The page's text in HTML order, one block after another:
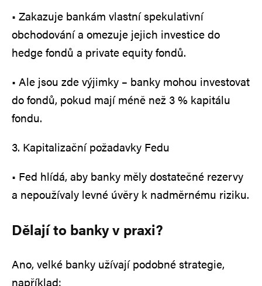
• Zakazuje bankám vlastní spekulativní
obchodování a omezuje jejich investice do
hedge fondů a private equity fondů.
• Ale jsou zde výjimky – banky mohou investovat
do fondů, pokud mají méně než 3 % kapitálu
fondu.
3. Kapitalizační požadavky Fedu
• Fed hlídá, aby banky měly dostatečné rezervy
a nepoužívaly levné úvěry k nadměrnému riziku.
Dělají to banky v praxi?
Ano, velké banky užívají podobné strategie,
například: